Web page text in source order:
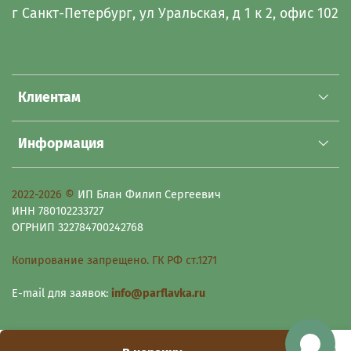
Клиентам
Информация
г Санкт-Петербург, ул Уральская, д 1 к 2, офис 102
2022-2026 © ИП Блан Филип Сергеевич
ИНН 780102233727
ОГРНИП 322784700242768
Копирование запрещено. ГК РФ ст.1271
E-mail для заявок: info@parflavka.ru